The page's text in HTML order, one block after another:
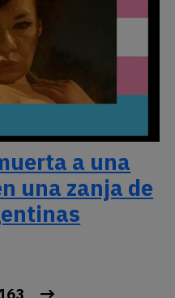
a una
una zanja de